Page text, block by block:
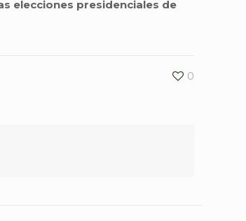
elecciones presidenciales de
0